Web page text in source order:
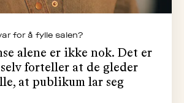
for å fylle salen?
alene er ikke nok. Det er
forteller at de gleder
at publikum lar seg